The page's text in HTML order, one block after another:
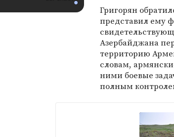
Григорян
представил ему
Азербайджана
территорию
словам,
ними боевые
полным